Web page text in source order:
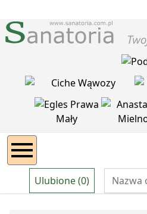
Ulubione (0)